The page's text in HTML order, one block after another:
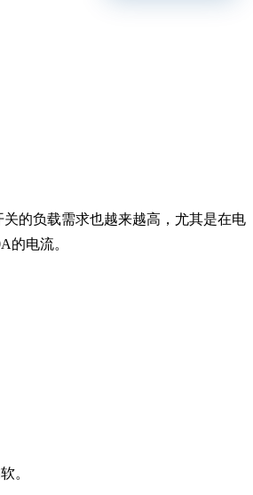
的负载需求也越来越高，尤其是在电
的电流。
。